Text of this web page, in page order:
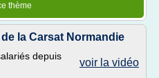
thème
la Carsat Normandie
voir la vidéo
depuis